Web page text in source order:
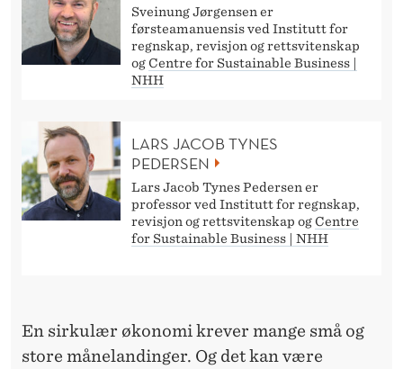
Sveinung Jørgensen er
førsteamanuensis ved Institutt for
regnskap, revisjon og rettsvitenskap
og Centre for Sustainable Business |
NHH
LARS JACOB TYNES
PEDERSEN
Lars Jacob Tynes Pedersen er
professor ved Institutt for regnskap,
revisjon og rettsvitenskap og Centre
for Sustainable Business | NHH
En sirkulær økonomi krever mange små og
store månelandinger. Og det kan være